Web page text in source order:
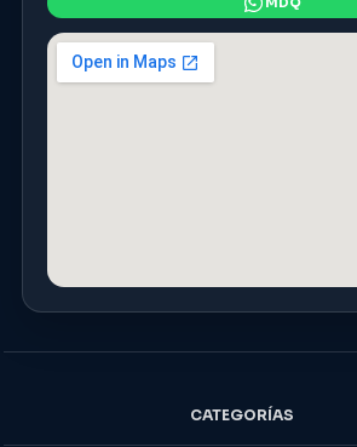
CATEGORÍAS